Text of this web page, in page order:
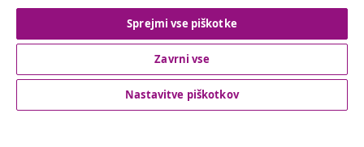
© 2008-2026 vidaXL Spletna stran www.vidaxl.si je last vidaXL
Sprejmi vse piškotke
Zavrni vse
Nastavitve piškotkov